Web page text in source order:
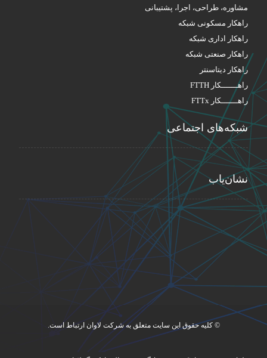
مشاوره، طراحی، اجرا، پشتیبانی
راهکار مسکونی شبکه
راهکار اداری شبکه
راهکار صنعتی شبکه
راهکار دیتاسنتر
راهـــــــکار FTTH
راهـــــــکار FTTx
شبکه‌های اجتماعی
نشان‌یاب
© کلیه حقوق این سایت متعلق به شرکت لاوان ارتباط است.